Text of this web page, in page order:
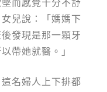
而感覺十分不舒
兒說：「媽媽下
發現是那一顆牙
帶她就醫。」
名婦人上下排都